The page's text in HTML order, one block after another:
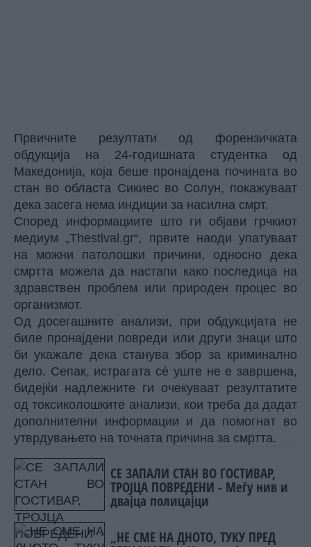
Првичните резултати од форензичката
обдукција на 24-годишната студентка од
Македонија, која беше пронајдена почината во
стан во областа Сикиес во Солун, покажуваат
дека засега нема индиции за насилна смрт.
Според информациите што ги објави грчкиот
медиум „Thestival.gr“, првите наоди упатуваат
на можни патолошки причини, односно дека
смртта можела да настапи како последица на
здравствен проблем или природен процес во
организмот.
Од досегашните анализи, при обдукцијата не
биле пронајдени повреди или други знаци што
би укажале дека станува збор за криминално
дело. Сепак, истрагата сè уште не е завршена,
бидејќи надлежните ги очекуваат резултатите
од токсиколошките анализи, кои треба да дадат
дополнителни информации и да помогнат во
утврдувањето на точната причина за смртта.
СЕ ЗАПАЛИ СТАН ВО ГОСТИВАР,
ТРОЈЦА ПОВРЕДЕНИ - Меѓу нив и
двајца полицајци
„НЕ СМЕ НА ДНОТО, ТУКУ ПРЕД